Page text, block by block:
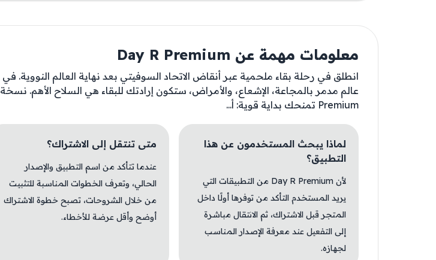
معلومات مهمة عن Day R Premium
انطلق في رحلة بقاء ملحمية عبر أنقاض الاتحاد السوفيتي بعد نهاية العالم النووية. في
عالم مدمر بالمجاعة، الإشعاع، والأمراض، ستكون إرادتك للبقاء هي السلاح الأهم. نسخة
Premium تمنحك بداية قوية: أ...
لماذا يبحث المستخدمون عن هذا
التطبيق؟
لأن Day R Premium من التطبيقات التي
يريد المستخدم التأكد من توفرها أولًا داخل
المتجر قبل الاشتراك، ثم الانتقال مباشرة
إلى التفعيل عند معرفة الإصدار المناسب
لجهازه.
متى تنتقل إلى الاشتراك؟
عندما تتأكد من اسم التطبيق والإصدار
الحالي، وتعرف الخطوات المناسبة للتثبيت
من خلال الشروحات، تصبح خطوة الاشتراك
أوضح وأقل عرضة للأخطاء.